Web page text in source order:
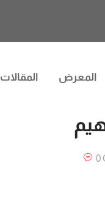
المعرض المقالات
0